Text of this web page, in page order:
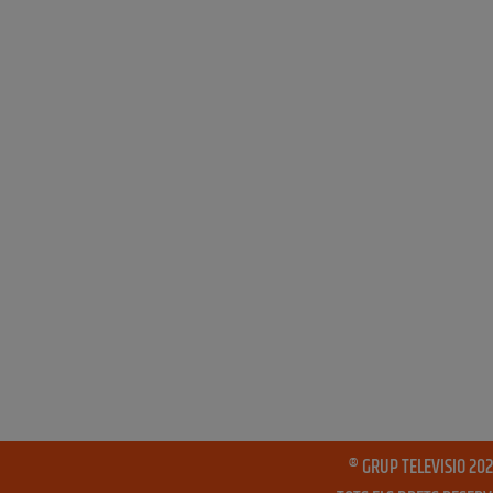
® GRUP TELEVISIO